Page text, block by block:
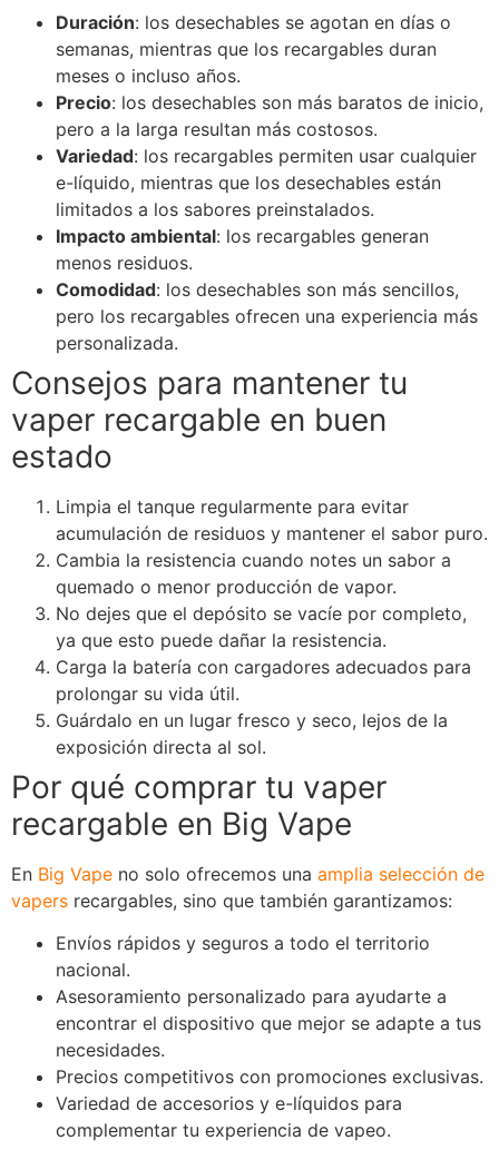
Duración: los desechables se agotan en días o
semanas, mientras que los recargables duran
meses o incluso años.
Precio: los desechables son más baratos de inicio,
pero a la larga resultan más costosos.
Variedad: los recargables permiten usar cualquier
e-líquido, mientras que los desechables están
limitados a los sabores preinstalados.
Impacto ambiental: los recargables generan
menos residuos.
Comodidad: los desechables son más sencillos,
pero los recargables ofrecen una experiencia más
personalizada.
Consejos para mantener tu
vaper recargable en buen
estado
Limpia el tanque regularmente para evitar
acumulación de residuos y mantener el sabor puro.
Cambia la resistencia cuando notes un sabor a
quemado o menor producción de vapor.
No dejes que el depósito se vacíe por completo,
ya que esto puede dañar la resistencia.
Carga la batería con cargadores adecuados para
prolongar su vida útil.
Guárdalo en un lugar fresco y seco, lejos de la
exposición directa al sol.
Por qué comprar tu vaper
recargable en Big Vape
En Big Vape no solo ofrecemos una amplia selección de
vapers recargables, sino que también garantizamos:
Envíos rápidos y seguros a todo el territorio
nacional.
Asesoramiento personalizado para ayudarte a
encontrar el dispositivo que mejor se adapte a tus
necesidades.
Precios competitivos con promociones exclusivas.
Variedad de accesorios y e-líquidos para
complementar tu experiencia de vapeo.